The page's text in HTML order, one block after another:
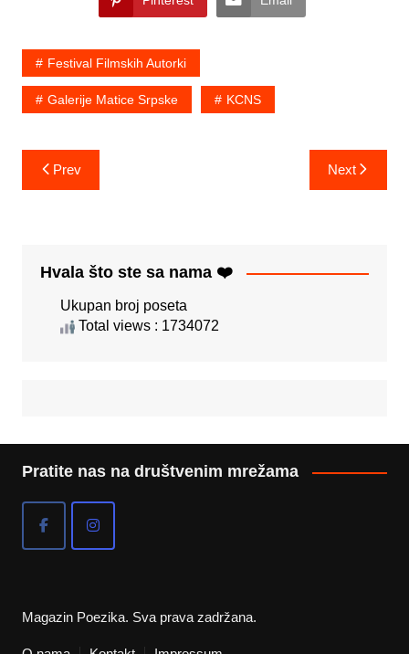
Festival Filmskih Autorki
Galerije Matice Srpske KCNS
Post
navigation
Prev Next
Hvala što ste sa nama ❤️
Ukupan broj poseta
Total views : 1734072
Pratite nas na društvenim mrežama
Magazin Poezika. Sva prava zadržana.